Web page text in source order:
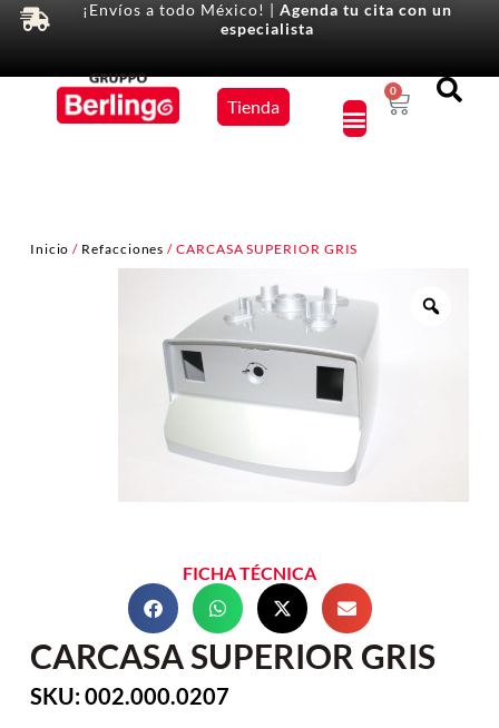
¡Envíos a todo México! | Agenda tu cita con un
especialista
Tienda
0
Inicio / Refacciones / CARCASA SUPERIOR GRIS
FICHA TÉCNICA
CARCASA SUPERIOR GRIS
SKU: 002.000.0207